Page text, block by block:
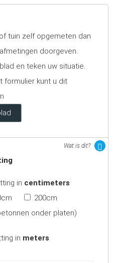
tuin zelf opgemeten dan
doorgeven.
en teken uw situatie.
formulier kunt u dit
Wat is dit?
in centimeters
200cm
onder platen)
in meters